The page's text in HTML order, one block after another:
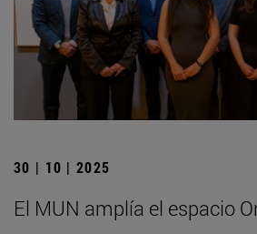
30 | 10 | 2025
El MUN amplía el espacio